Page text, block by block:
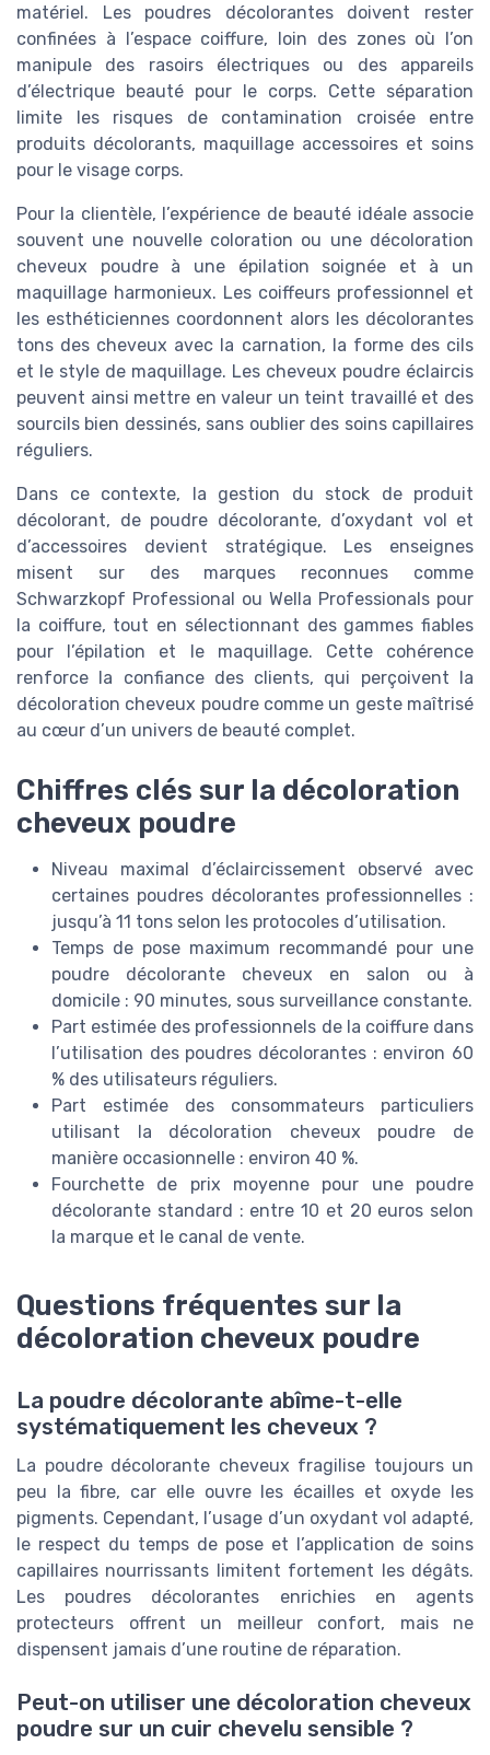
matériel. Les poudres décolorantes doivent rester
confinées à l’espace coiffure, loin des zones où l’on
manipule des rasoirs électriques ou des appareils
d’électrique beauté pour le corps. Cette séparation
limite les risques de contamination croisée entre
produits décolorants, maquillage accessoires et soins
pour le visage corps.
Pour la clientèle, l’expérience de beauté idéale associe
souvent une nouvelle coloration ou une décoloration
cheveux poudre à une épilation soignée et à un
maquillage harmonieux. Les coiffeurs professionnel et
les esthéticiennes coordonnent alors les décolorantes
tons des cheveux avec la carnation, la forme des cils
et le style de maquillage. Les cheveux poudre éclaircis
peuvent ainsi mettre en valeur un teint travaillé et des
sourcils bien dessinés, sans oublier des soins capillaires
réguliers.
Dans ce contexte, la gestion du stock de produit
décolorant, de poudre décolorante, d’oxydant vol et
d’accessoires devient stratégique. Les enseignes
misent sur des marques reconnues comme
Schwarzkopf Professional ou Wella Professionals pour
la coiffure, tout en sélectionnant des gammes fiables
pour l’épilation et le maquillage. Cette cohérence
renforce la confiance des clients, qui perçoivent la
décoloration cheveux poudre comme un geste maîtrisé
au cœur d’un univers de beauté complet.
Chiffres clés sur la décoloration
cheveux poudre
Niveau maximal d’éclaircissement observé avec
certaines poudres décolorantes professionnelles :
jusqu’à 11 tons selon les protocoles d’utilisation.
Temps de pose maximum recommandé pour une
poudre décolorante cheveux en salon ou à
domicile : 90 minutes, sous surveillance constante.
Part estimée des professionnels de la coiffure dans
l’utilisation des poudres décolorantes : environ 60
% des utilisateurs réguliers.
Part estimée des consommateurs particuliers
utilisant la décoloration cheveux poudre de
manière occasionnelle : environ 40 %.
Fourchette de prix moyenne pour une poudre
décolorante standard : entre 10 et 20 euros selon
la marque et le canal de vente.
Questions fréquentes sur la
décoloration cheveux poudre
La poudre décolorante abîme-t-elle
systématiquement les cheveux ?
La poudre décolorante cheveux fragilise toujours un
peu la fibre, car elle ouvre les écailles et oxyde les
pigments. Cependant, l’usage d’un oxydant vol adapté,
le respect du temps de pose et l’application de soins
capillaires nourrissants limitent fortement les dégâts.
Les poudres décolorantes enrichies en agents
protecteurs offrent un meilleur confort, mais ne
dispensent jamais d’une routine de réparation.
Peut-on utiliser une décoloration cheveux
poudre sur un cuir chevelu sensible ?